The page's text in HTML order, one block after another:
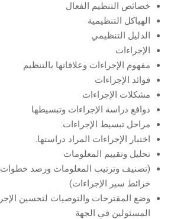
خصائص التنظيم الفعال
الهياكل التنظيمية
الدليل التنظيمي
الإجراءات
مفهوم الإجراءات وعلاقاتها بالتنظيم
فوائد الإجراءات
مشكلات الإجراءات
دوافع دراسة الإجراءات وتبسيطها
مراحل تبسيط الإجراءات:
اختبار الإجراءات المراد دراستها.
تحليل وتقييم المعلومات
(تصنيف وترتيب المعلومات ورصد
خرائط سير الإجراءات)
وضع المقترحات والتوصيات لتحسين
المسئولين في الجهة